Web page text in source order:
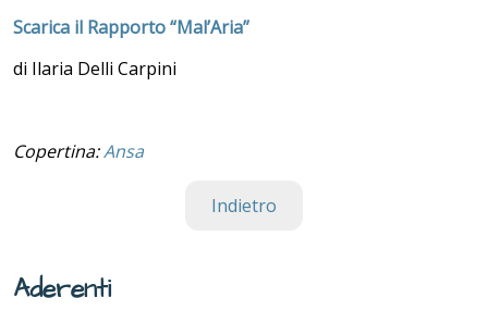
Scarica il Rapporto “Mal’Aria”
di Ilaria Delli Carpini
Copertina:Ansa
Indietro
Aderenti